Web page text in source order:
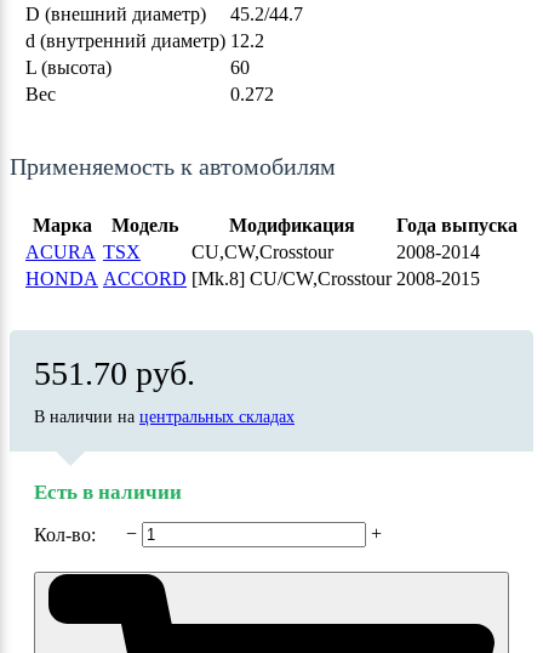
D (внешний диаметр)
45.2/44.7
d (внутренний диаметр) 12.2
L (высота)
60
Вес
0.272
Применяемость к автомобилям
Марка Модель Модификация
Года выпуска
ACURA TSX CU,CW,Crosstour
2008-2014
HONDA ACCORD [Mk.8] CU/CW,Crosstour 2008-2015
551.70 руб.
В наличии на центральных складах
Есть в наличии
Кол-во: − +